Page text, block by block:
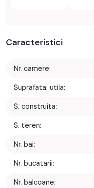
Caracteristici
Nr. camere:
Suprafata. utila:
S. construita:
S. teren:
Nr. bai:
Nr. bucatarii:
Nr. balcoane: